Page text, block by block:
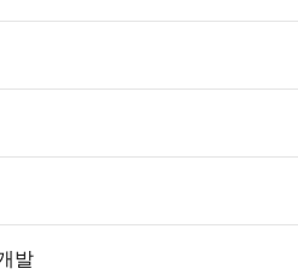
발